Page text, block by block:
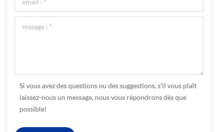
Si vous avez des questions ou des suggestions, s'il vous plaît
laissez-nous un message, nous vous répondrons dès que
possible!